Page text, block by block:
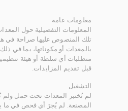
معلومات عامة
المعلومات التفصيلية حول
تلك المنصوص عليها صراحة في
بالمعدات أو مكوناتها، بما في
متطلبات أي سلطة أو هيئة
قبل تقديم المزايدات.
التشغيل
لم تُختبر المعدات تحت حمل
المصنعة. لم يُجرَ أي فحص في ما